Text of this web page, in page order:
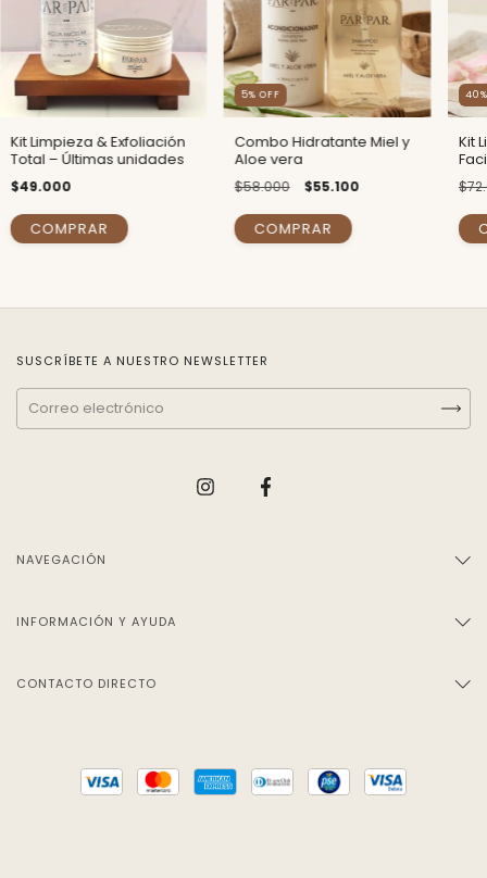
Kit Limpieza & Exfoliación
Total – Últimas unidades
$49.000
5% OFF
Combo Hidratante Miel y
Aloe vera
$58.000 $55.100
40
Kit
SUSCRÍBETE A NUESTRO NEWSLETTER
NAVEGACIÓN
INFORMACIÓN Y AYUDA
CONTACTO DIRECTO